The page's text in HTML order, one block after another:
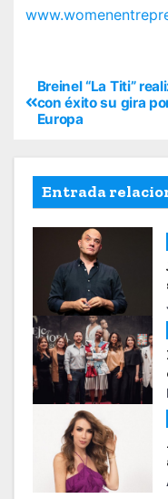
Breinel “La Titi”
con éxito su gira
Europa
Entrada